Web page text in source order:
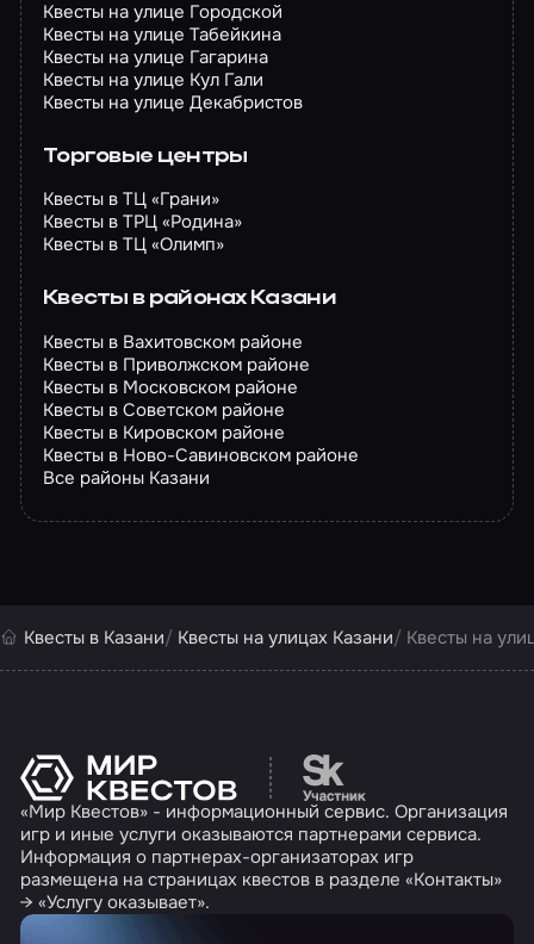
Квесты на улице Городской
Квесты на улице Табейкина
Квесты на улице Гагарина
Квесты на улице Кул Гали
Квесты на улице Декабристов
Торговые центры
Квесты в ТЦ «Грани»
Квесты в ТРЦ «Родина»
Квесты в ТЦ «Олимп»
Квесты в районах Казани
Квесты в Вахитовском районе
Квесты в Приволжском районе
Квесты в Московском районе
Квесты в Советском районе
Квесты в Кировском районе
Квесты в Ново-Савиновском районе
Все районы Казани
Квесты в Казани Квесты на улицах Казани Квесты на
Перейти на сайт
«Мир Квестов» - информационный сервис. Организация
игр и иные услуги оказываются партнерами сервиса.
Информация о партнерах-организаторах игр
размещена на страницах квестов в разделе «Контакты»
→ «Услугу оказывает».